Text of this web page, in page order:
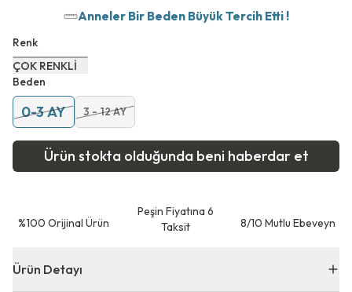
Anneler Bir Beden Büyük Tercih Etti !
Renk
ÇOK RENKLİ
Beden
0-3 AY 3 - 12 AY
Ürün stokta olduğunda beni haberdar et
⁠%100 Orijinal Ürün
Peşin Fiyatına 6
Taksit
8/10 Mutlu Ebeveyn
Ürün Detayı